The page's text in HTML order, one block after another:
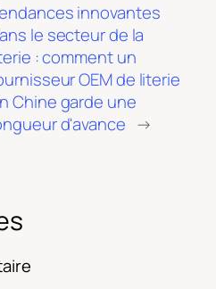
innovantes
le secteur de la
: comment un
OEM de literie
Chine garde une
d'avance →